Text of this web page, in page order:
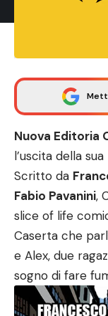
Nuova Editoria
l’uscita della
Scritto da
Fabio Pavanini,
slice of life
Caserta che
e Alex, due
sogno di fare